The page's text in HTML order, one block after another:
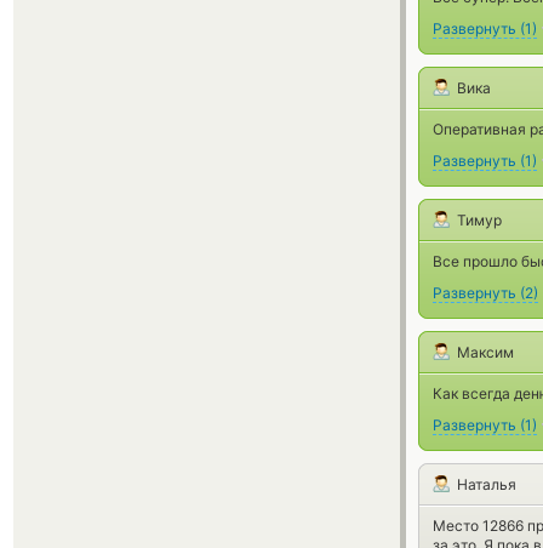
Развернуть (1)
Вика
Оперативная
Развернуть (1)
Тимур
Все прошло
Развернуть (2)
Максим
Как всегда
Развернуть (1)
Наталья
Место 12866